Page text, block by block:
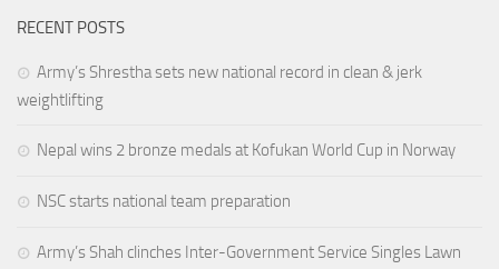
RECENT POSTS
Army’s Shrestha sets new national record in clean & jerk
weightlifting
Nepal wins 2 bronze medals at Kofukan World Cup in Norway
NSC starts national team preparation
Army’s Shah clinches Inter-Government Service Singles Lawn